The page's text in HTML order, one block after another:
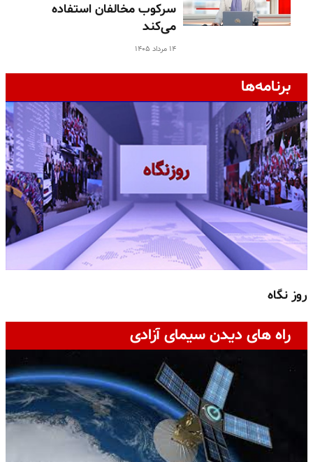
سرکوب مخالفان استفاده
می‌کند
۱۴ مرداد ۱۴۰۵
برنامه‌ها
روز نگاه
راه های دیدن سیمای آزادی